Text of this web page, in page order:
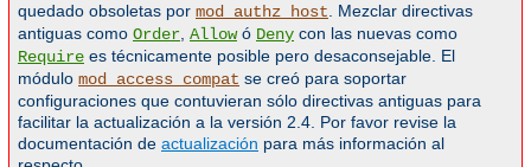
quedado obsoletas por mod_authz_host. Mezclar directivas
antiguas como Order, Allowó Deny con las nuevas como
Require es técnicamente posible pero desaconsejable. El
módulo mod_access_compat se creó para soportar
configuraciones que contuvieran sólo directivas antiguas para
facilitar la actualización a la versión 2.4. Por favor revise la
documentación de actualización para más información al